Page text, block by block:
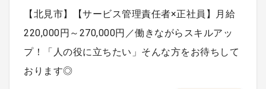
【北見市】【サービス管理責任者×正社員】月給
220,000円～270,000円／働きながらスキルアッ
プ！「人の役に立ちたい」そんな方をお待ちして
おります◎